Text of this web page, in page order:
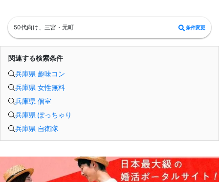
50代向け、三宮・元町 条件変更
関連する検索条件
兵庫県 趣味コン
兵庫県 女性無料
兵庫県 個室
兵庫県 ぽっちゃり
兵庫県 自衛隊